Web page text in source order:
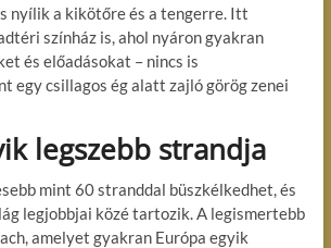
nyílik a kikötőre és a tengerre. Itt
színház is, ahol nyáron gyakran
és előadásokat – nincs is
egy csillagos ég alatt zajló görög zenei
legszebb strandja
mint 60 stranddal büszkélkedhet, és
legjobbjai közé tartozik. A legismertebb
amelyet gyakran Európa egyik